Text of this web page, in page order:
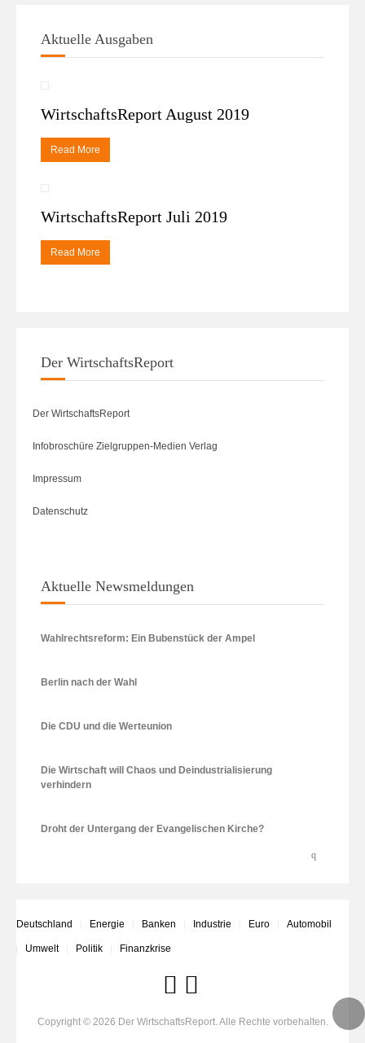
Aktuelle Ausgaben
WirtschaftsReport August 2019
Read More
WirtschaftsReport Juli 2019
Read More
Der WirtschaftsReport
Der WirtschaftsReport
Infobroschüre Zielgruppen-Medien Verlag
Impressum
Datenschutz
Aktuelle Newsmeldungen
Wahlrechtsreform: Ein Bubenstück der Ampel
Berlin nach der Wahl
Die CDU und die Werteunion
Die Wirtschaft will Chaos und Deindustrialisierung
verhindern
Droht der Untergang der Evangelischen Kirche?
Deutschland Energie Banken Industrie Euro Automobil
Umwelt Politik Finanzkrise
Copyright © 2026 Der WirtschaftsReport. Alle Rechte vorbehalten.